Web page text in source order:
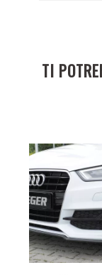
TI